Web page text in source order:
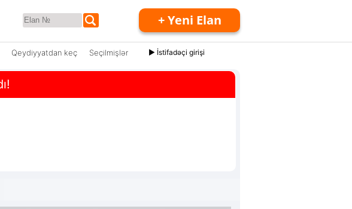
+ Yeni Elan
Qeydiyyatdan keç Seçilmişlər ► İstifadəçi girişi